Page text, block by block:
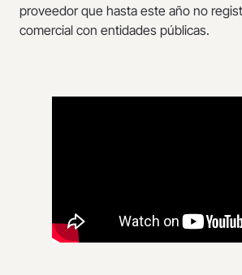
proveedor que hasta este año no
comercial con entidades públicas.